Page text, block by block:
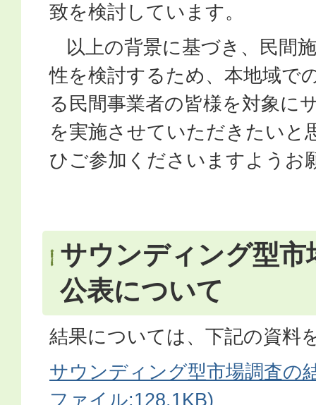
致を検討しています。
以上の背景に基づき、民間
性を検討するため、本地域で
る民間事業者の皆様を対象に
を実施させていただきたいと
ひご参加くださいますようお
サウンディング型市
公表について
結果については、下記の資料
サウンディング型市場調査の
ファイル:128.1KB)